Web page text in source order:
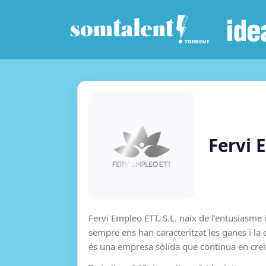
Fervi
Fervi Empleo ETT, S.L. naix de
sempre ens han caracteritzat les ganes i
és una empresa sòlida que continua en